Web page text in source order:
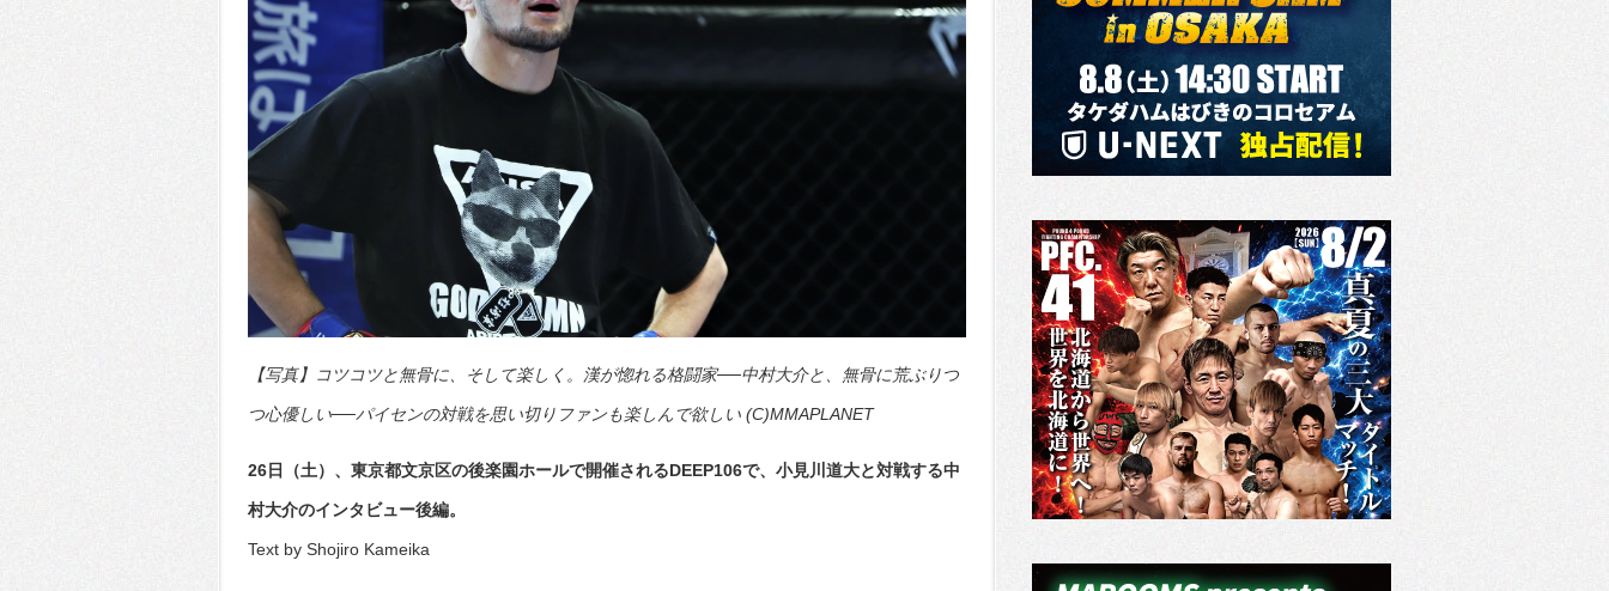
【写真】コツコツと無骨に、そして楽しく。漢が惚れる格闘家──中村大介と、無骨に荒ぶりつ
つ心優しい──パイセンの対戦を思い切りファンも楽しんで欲しい (C)MMAPLANET
26日（土）、東京都文京区の後楽園ホールで開催されるDEEP106で、小見川道大と対戦する中
村大介のインタビュー後編。
Text by Shojiro Kameika